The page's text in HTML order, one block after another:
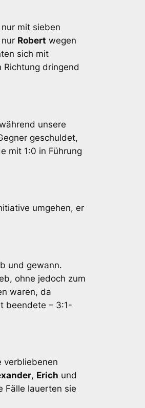
mit sieben
Robert wegen
sich mit
Richtung dringend
unsere
geschuldet,
mit 1:0 in Führung
umgehen, er
und gewann.
ohne jedoch zum
waren, da
beendete – 3:1-
verbliebenen
, Erich und
Fälle lauerten sie